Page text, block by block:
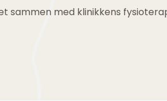
med klinikkens